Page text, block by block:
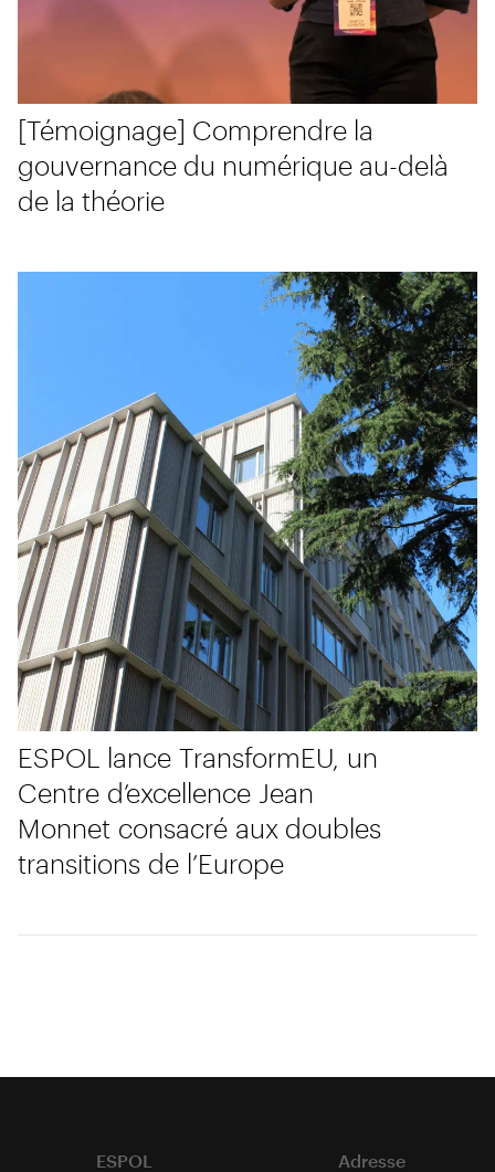
[Témoignage] Comprendre la
gouvernance du numérique au-delà
de la théorie
ESPOL lance TransformEU, un
Centre d’excellence Jean
Monnet consacré aux doubles
transitions de l’Europe
ESPOL Adresse